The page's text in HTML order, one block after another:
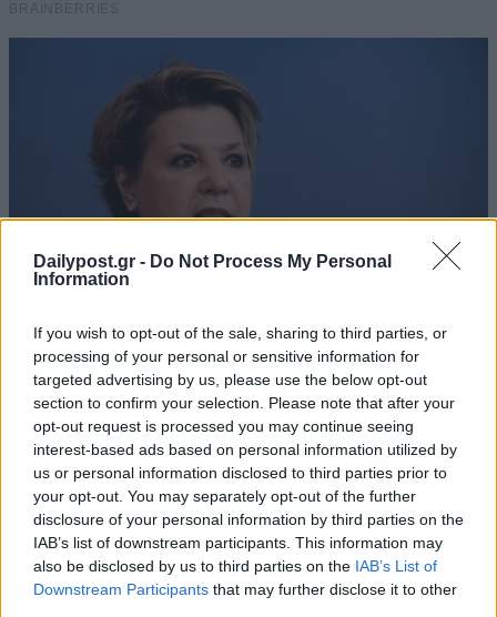
Dailypost.gr - Do Not Process My Personal
Information
If you wish to opt-out of the sale, sharing to third parties, or
processing of your personal or sensitive information for
targeted advertising by us, please use the below opt-out
section to confirm your selection. Please note that after your
opt-out request is processed you may continue seeing
interest-based ads based on personal information utilized by
us or personal information disclosed to third parties prior to
your opt-out. You may separately opt-out of the further
disclosure of your personal information by third parties on the
IAB’s list of downstream participants. This information may
also be disclosed by us to third parties on the IAB’s List of
Downstream Participants that may further disclose it to other